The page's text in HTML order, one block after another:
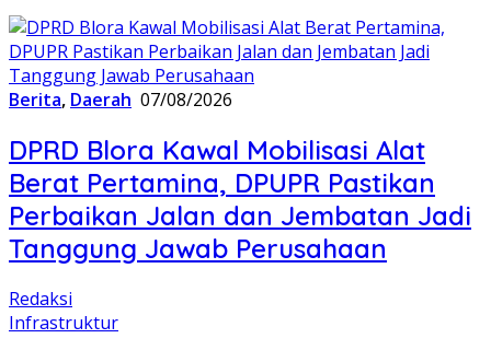
Berita, Daerah 07/08/2026
DPRD Blora Kawal Mobilisasi Alat
Berat Pertamina, DPUPR Pastikan
Perbaikan Jalan dan Jembatan Jadi
Tanggung Jawab Perusahaan
Redaksi
Infrastruktur